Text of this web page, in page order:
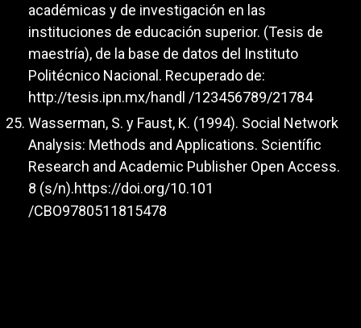
académicas y de investigación en las
instituciones de educación superior. (Tesis de
maestría), de la base de datos del Instituto
Politécnico Nacional. Recuperado de:
http://tesis.ipn.mx/handl /123456789/21784
Wasserman, S. y Faust, K. (1994). Social Network
Analysis: Methods and Applications. Scientífic
Research and Academic Publisher Open Access.
8 (s/n).https://doi.org/10.101
/CBO9780511815478